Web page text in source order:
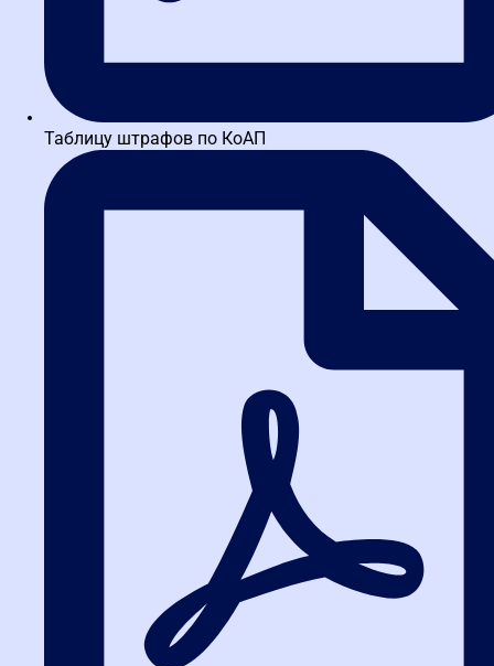
муниципальное управление Курс очень понравился. Много
полезной и познавательной информации в доступной форме.
Преподаватели высококвалифицированные .
Одназначно советую! Прошла обучение по курсу 44-ФЗ и 223-ФЗ,
преподователи доходчиво преподносят информацию и
материалы, при этом много практических примеров и разборов.